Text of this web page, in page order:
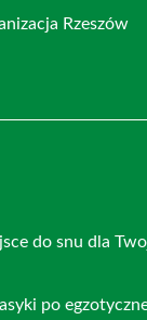
Rzeszów
do snu dla
po